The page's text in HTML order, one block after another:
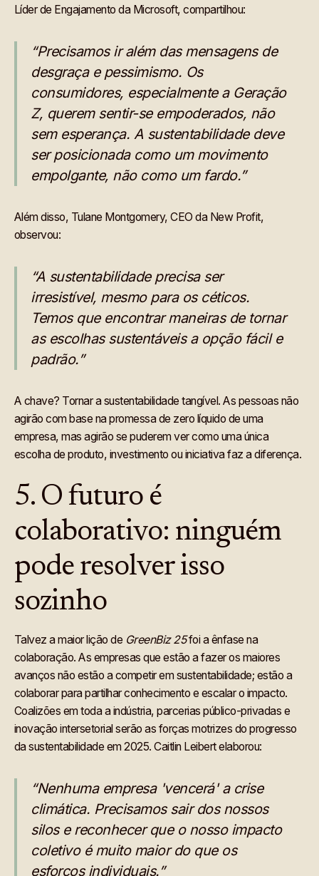
Líder de Engajamento da Microsoft, compartilhou:
“Precisamos ir além das mensagens de
desgraça e pessimismo. Os
consumidores, especialmente a Geração
Z, querem sentir-se empoderados, não
sem esperança. A sustentabilidade deve
ser posicionada como um movimento
empolgante, não como um fardo.”
Além disso, Tulane Montgomery, CEO da New Profit,
observou:
“A sustentabilidade precisa ser
irresistível, mesmo para os céticos.
Temos que encontrar maneiras de tornar
as escolhas sustentáveis a opção fácil e
padrão.”
A chave? Tornar a sustentabilidade tangível. As pessoas não
agirão com base na promessa de zero líquido de uma
empresa, mas agirão se puderem ver como uma única
escolha de produto, investimento ou iniciativa faz a diferença.
5. O futuro é
colaborativo: ninguém
pode resolver isso
sozinho
Talvez a maior lição de GreenBiz 25foi a ênfase na
colaboração. As empresas que estão a fazer os maiores
avanços não estão a competir em sustentabilidade; estão a
colaborar para partilhar conhecimento e escalar o impacto.
Coalizões em toda a indústria, parcerias público-privadas e
inovação intersetorial serão as forças motrizes do progresso
da sustentabilidade em 2025. Caitlin Leibert elaborou:
“Nenhuma empresa 'vencerá' a crise
climática. Precisamos sair dos nossos
silos e reconhecer que o nosso impacto
coletivo é muito maior do que os
esforços individuais.”